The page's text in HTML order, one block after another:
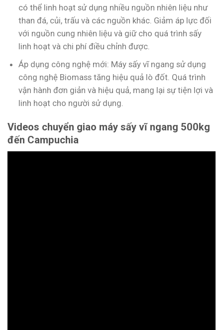
có thể linh hoạt sử dụng nhiều nguồn nhiên liệu như
than đá, củi, trấu và các nguồn khác. Giảm áp lực đối
với nguồn cung nhiên liệu và giữ cho quá trình sấy
linh hoạt và chi phí điều chỉnh được.
Áp dụng công nghệ mới: Máy sấy vĩ ngang sử dụng
công nghệ Biomass tăng hiệu quả lò đốt. Quá trình
vận hành đơn giản và hiệu quả, mang lại sự tiện lợi và
linh hoạt cho người sử dụng.
Videos chuyển giao máy sấy vĩ ngang 500kg
đến Campuchia